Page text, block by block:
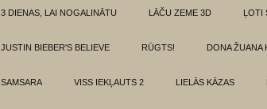
3 DIENAS, LAI NOGALINĀTU LĀČU ZEME 3D ĻOTI
JUSTIN BIEBER'S BELIEVE RŪGTS! DONA ŽUANA
SAMSARA VISS IEKĻAUTS 2 LIELĀS KĀZAS